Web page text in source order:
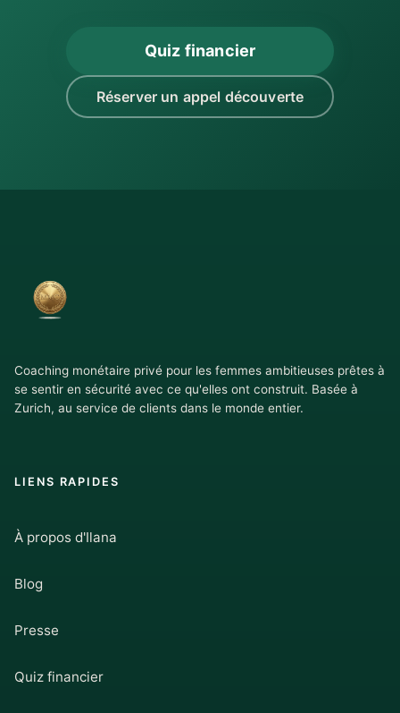
Quiz financier
Réserver un appel découverte
Coaching monétaire privé pour les femmes ambitieuses prêtes à
se sentir en sécurité avec ce qu'elles ont construit. Basée à
Zurich, au service de clients dans le monde entier.
LIENS RAPIDES
À propos d'Ilana
Blog
Presse
Quiz financier